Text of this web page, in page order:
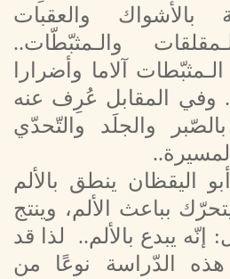
بالأشواك والعقبات
والـمثبّطّات..
آلاما وأضرارا
وفي المقابل عُرِف عنه
والجلَد والتّحدّي
اليقظان ينطق بالألم
بباعث الألم، وينتج
إنّه يبدع بالألم.. لذا قد
الدّراسة نوعًا من